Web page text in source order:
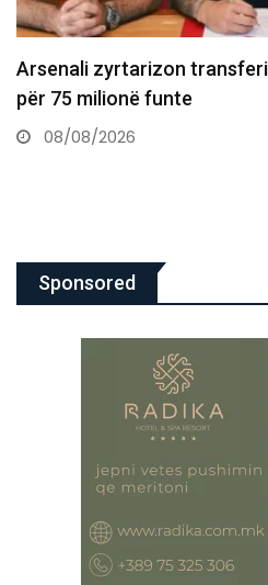
Dështon transferimi i
gjendjes shëndetësore
07/08/2026
Sponsored